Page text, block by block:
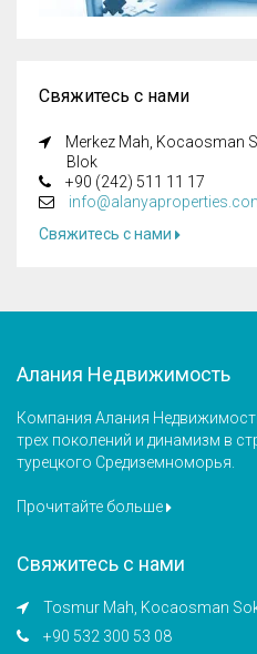
Свяжитесь с нами
Merkez Mah, Kocaosman
Blok
+90 (242) 511 11 17
Свяжитесь с нами
Алания Недвижимость
Компания Алания
трех поколений и динамизм в
турецкого Средиземноморья.
Прочитайте больше
Свяжитесь с нами
Tosmur Mah, Kocaosman
+90 532 300 53 08